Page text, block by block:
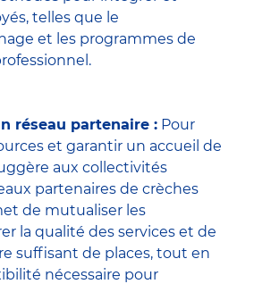
telles que le
et les programmes de
réseau partenaire : Pour
et garantir un accueil de
aux collectivités
partenaires de crèches
de mutualiser les
la qualité des services et de
suffisant de places, tout en
nécessaire pour